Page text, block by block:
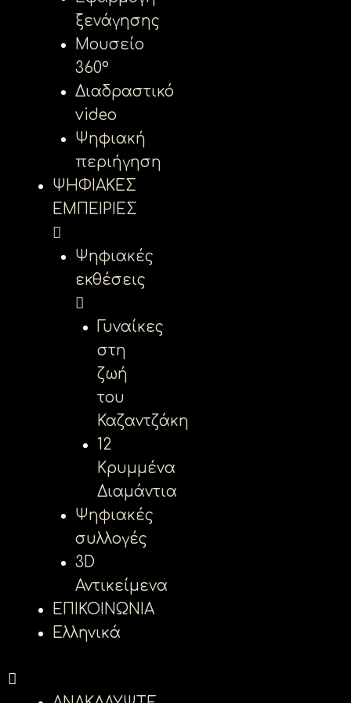
ξενάγησης
Μουσείο
360°
Διαδραστικό
video
Ψηφιακή
περιήγηση
ΨΗΦΙΑΚΕΣ
ΕΜΠΕΙΡΙΕΣ
Ψηφιακές
εκθέσεις
Γυναίκες
στη
ζωή
του
Καζαντζάκη
12
Κρυμμένα
Διαμάντια
Ψηφιακές
συλλογές
3D
Αντικείμενα
ΕΠΙΚΟΙΝΩΝΙΑ
Ελληνικά